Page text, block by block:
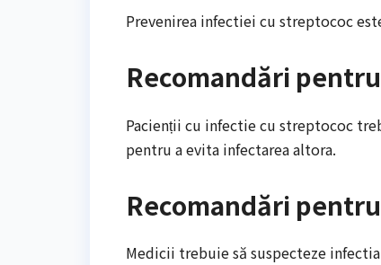
Prevenirea infectiei cu streptococ
Recomandări
Pacienții cu infectie cu streptococ
pentru a evita infectarea altora.
Recomandări
Medicii trebuie să suspecteze